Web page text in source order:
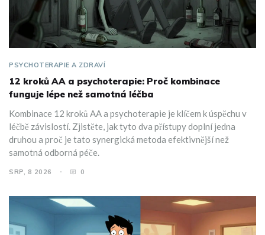
PSYCHOTERAPIE A ZDRAVÍ
12 kroků AA a psychoterapie: Proč kombinace
funguje lépe než samotná léčba
Kombinace 12 kroků AA a psychoterapie je klíčem k úspěchu v
léčbě závislostí. Zjistěte, jak tyto dva přístupy doplní jedna
druhou a proč je tato synergická metoda efektivnější než
samotná odborná péče.
SRP, 8 2026 0